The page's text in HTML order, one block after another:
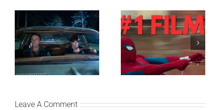
SF NIGHT: POSLEDNJI
DANI ULICE
HRASTOVA u Concept
Cinema i CineStar
bioskopima 12. avgusta
Najuspešnije otvaranje
studijskog filma u Srbiji:
Spajdermen: Novi dan
oborio rekord već prvog
vikenda
Leave A Comment